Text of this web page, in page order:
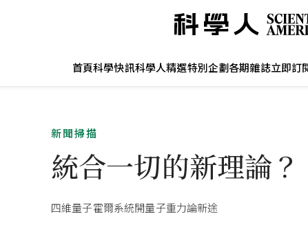
首頁科學快訊科學人精選特別企劃各期雜誌立即訂
新聞掃描
統合一切的新理論？
四維量子霍爾系統開量子重力論新途